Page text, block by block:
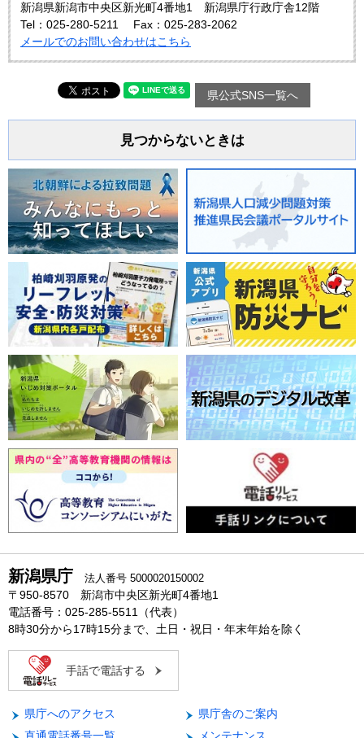
新潟県新潟市中央区新光町4番地1 新潟県庁行政庁舎12階
Tel：025-280-5211
Fax：025-283-2062
メールでのお問い合わせはこちら
県公式SNS一覧へ
見つからないときは
新潟県庁 法人番号 5000020150002
〒950-8570 新潟市中央区新光町4番地1
電話番号：025-285-5511（代表）
8時30分から17時15分まで、土日・祝日・年末年始を除く
手話で電話する
県庁へのアクセス
県庁舎のご案内